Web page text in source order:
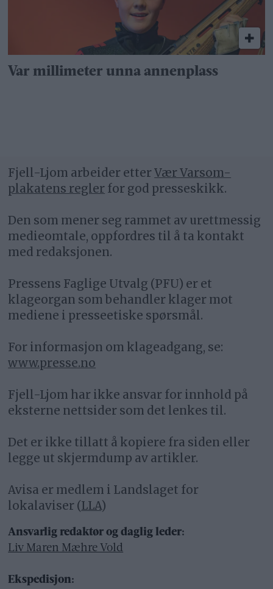
Var millimeter unna annenplass
Fjell-Ljom arbeider etterVær Varsom-
plakatens regler for god presseskikk.
Den som mener seg rammet av urettmessig
medieomtale, oppfordres til å ta kontakt
med redaksjonen.
Pressens Faglige Utvalg (PFU) er et
klageorgan som behandler klager mot
mediene i presseetiske spørsmål.
For informasjon om klageadgang, se:
www.presse.no
Fjell-Ljom har ikke ansvar for innhold på
eksterne nettsider som det lenkes til.
Det er ikke tillatt å kopiere fra siden eller
legge ut skjermdump av artikler.
Avisa er medlem i Landslaget for
lokalaviser (LLA)
Ansvarlig redaktør og daglig leder:
Liv Maren Mæhre Vold
Ekspedisjon: